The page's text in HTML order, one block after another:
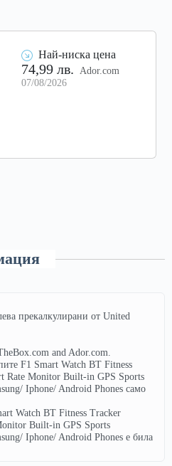
Най-ниска цена
74,99 лв. Ador.com
07/08/2026
прекалкулирани от United
and Ador.com.
F1 Smart Watch BT Fitness
Rate Monitor Built-in GPS Sports
Iphone/ Android Phones само
Watch BT Fitness Tracker
Built-in GPS Sports
Iphone/ Android Phones е била